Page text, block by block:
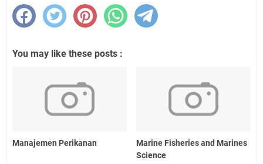
You may like these posts :
Manajemen Perikanan
Marine Fisheries and Marines
Science